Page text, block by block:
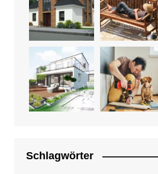
Schlagwörter